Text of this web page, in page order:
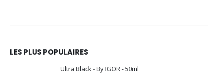
LES PLUS POPULAIRES
Ultra Black - By IGOR - 50ml